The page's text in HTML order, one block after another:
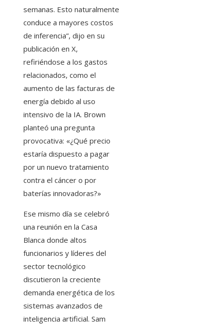
semanas. Esto naturalmente
conduce a mayores costos
de inferencia”, dijo en su
publicación en X,
refiriéndose a los gastos
relacionados, como el
aumento de las facturas de
energía debido al uso
intensivo de la IA. Brown
planteó una pregunta
provocativa: «¿Qué precio
estaría dispuesto a pagar
por un nuevo tratamiento
contra el cáncer o por
baterías innovadoras?»
Ese mismo día se celebró
una reunión en la Casa
Blanca donde altos
funcionarios y líderes del
sector tecnológico
discutieron la creciente
demanda energética de los
sistemas avanzados de
inteligencia artificial. Sam